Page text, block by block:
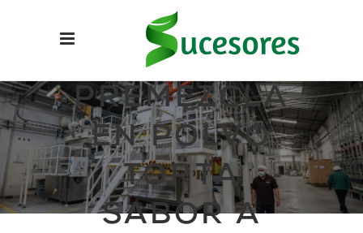
PREMEZCLA
EN POLVO
TORTA
SABOR A